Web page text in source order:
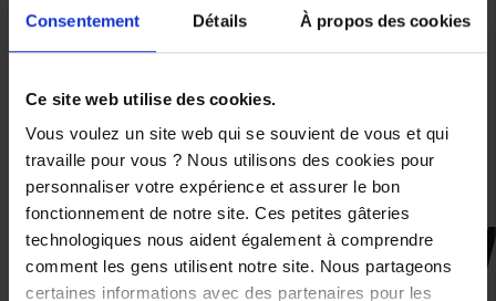
Consentement Détails À propos des cookies
Ce site web utilise des cookies.
Vous voulez un site web qui se souvient de vous et qui
travaille pour vous ? Nous utilisons des cookies pour
personnaliser votre expérience et assurer le bon
fonctionnement de notre site. Ces petites gâteries
technologiques nous aident également à comprendre
comment les gens utilisent notre site. Nous partageons
certaines informations avec des partenaires pour les
39,00 €
-50%
19,50 €
2XL
CES PRODUITS SONT